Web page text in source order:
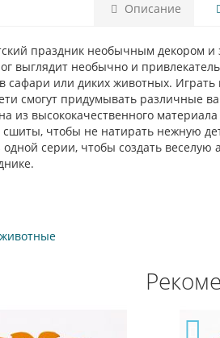
Описание
праздник необычным декором
выглядит необычно и
сафари или диких животных.
смогут придумывать различные
из высококачественного
сшиты, чтобы не натирать нежную
серии, чтобы создать
животные